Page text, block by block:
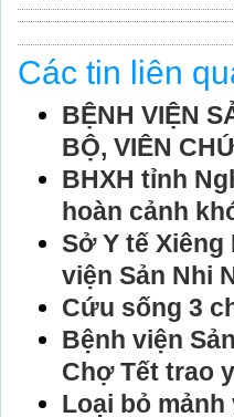
Các tin liên
BỆNH VIỆN
BỘ, VIÊN
BHXH tỉnh
hoàn cảnh
Sở Y tế
viện Sản Nhi
Cứu sống 3
Bệnh viện
Chợ Tết trao
Loại bỏ